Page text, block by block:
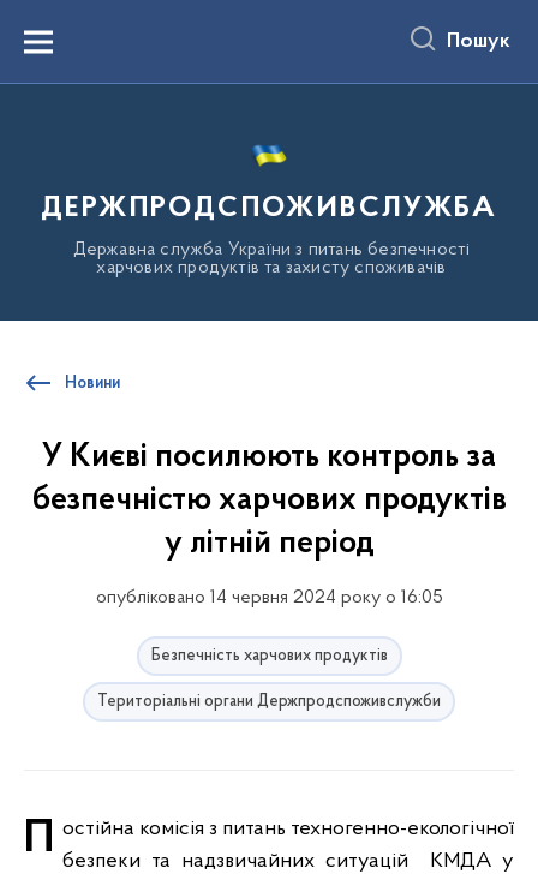
вмістуMenu Пошук
ДЕРЖПРОДСПОЖИВСЛУЖБА
Державна служба України з питань безпечності
харчових продуктів та захисту споживачів
Новини
У Києві посилюють контроль за
безпечністю харчових продуктів
у літній період
опубліковано 14 червня 2024 року о 16:05
Безпечність харчових продуктів
Територіальні органи Держпродспоживслужби
Постійна комісія з питань техногенно-екологічної безпеки та надзвичайних ситуацій КМДА у